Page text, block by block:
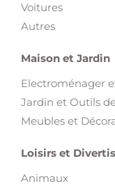
Voitures
Autres
Maison et Jardin
Electroménager
Jardin et Outils
Meubles et
Loisirs et
Animaux